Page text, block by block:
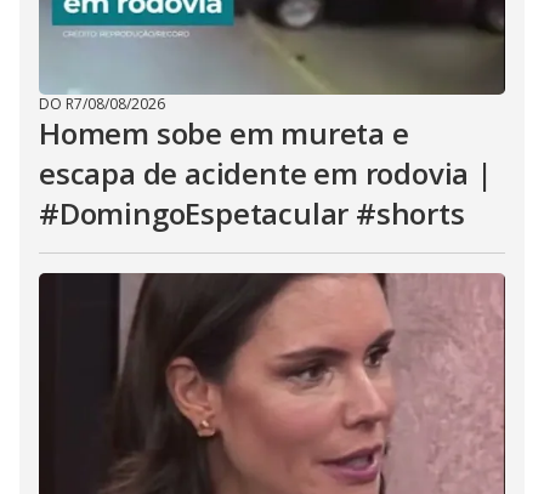
DO R7/08/08/2026
Homem sobe em mureta e
escapa de acidente em rodovia |
#DomingoEspetacular #shorts